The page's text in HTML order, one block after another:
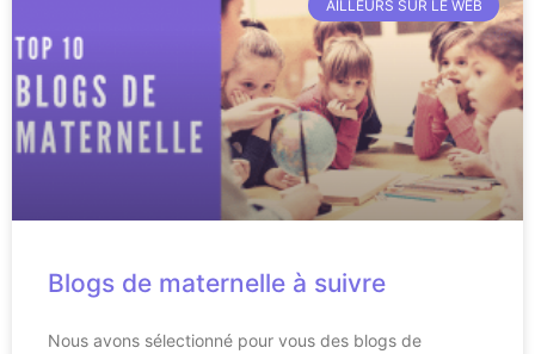
AILLEURS SUR LE WEB
Blogs de maternelle à suivre
Nous avons sélectionné pour vous des blogs de